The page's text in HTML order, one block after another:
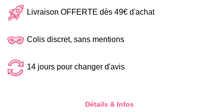
Livraison OFFERTE dès 49€ d'achat
Colis discret, sans mentions
14 jours pour changer d'avis
Détails & Infos